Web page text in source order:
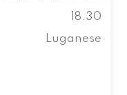
18.30
Luganese